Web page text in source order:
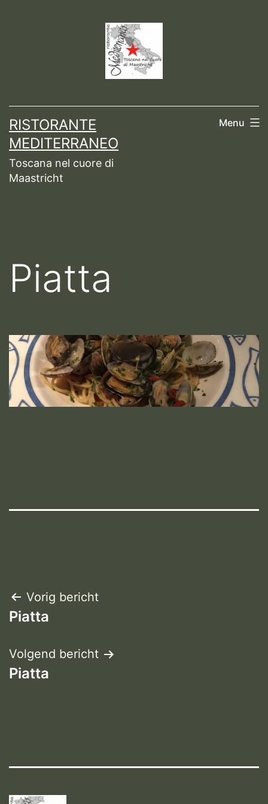
RISTORANTE
MEDITERRANEO
Toscana nel cuore di
Maastricht
Menu
Piatta
Bericht
navigatie
Vorig bericht
Piatta
Volgend bericht
Piatta